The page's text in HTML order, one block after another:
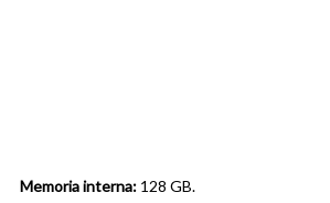
Memoria interna: 128 GB.